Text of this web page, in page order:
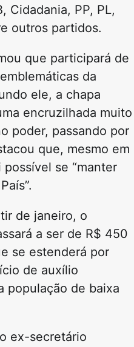
Cidadania, PP, PL,
outros partidos.
que participará de
da
ele, a chapa
encruzilhada muito
poder, passando por
que, mesmo em
se “manter
de janeiro, o
a ser de R$ 450
se estenderá por
de auxílio
população de baixa
ex-secretário